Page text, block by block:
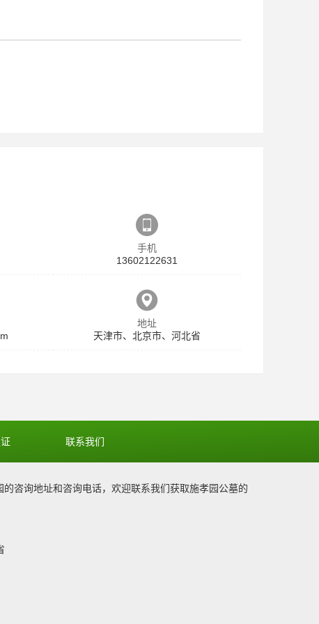
手机
13602122631
地址
天津市、北京市、河北省
联系我们
的咨询地址和咨询电话，欢迎联系我们获取施孝园公墓的